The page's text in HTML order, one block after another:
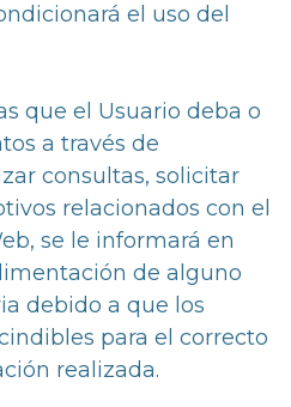
el uso del
que el Usuario deba o
a través de
consultas, solicitar
relacionados con el
se le informará en
de alguno
debido a que los
para el correcto
realizada.